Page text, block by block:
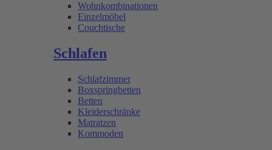
Wohnkombinationen
Einzelmöbel
Couchtische
Schlafen
Schlafzimmer
Boxspringbetten
Betten
Kleiderschränke
Matratzen
Kommoden